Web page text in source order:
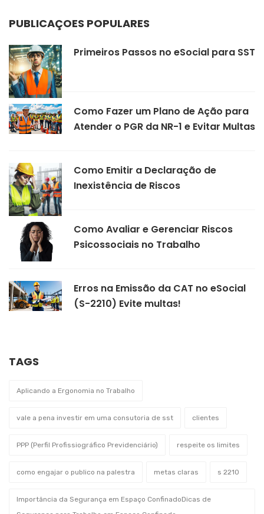
PUBLICAÇÕES POPULARES
Primeiros Passos no eSocial para SST
Como Fazer um Plano de Ação para
Atender o PGR da NR-1 e Evitar Multas
Como Emitir a Declaração de
Inexistência de Riscos
Como Avaliar e Gerenciar Riscos
Psicossociais no Trabalho
Erros na Emissão da CAT no eSocial
(S-2210) Evite multas!
TAGS
Aplicando a Ergonomia no Trabalho
vale a pena investir em uma consutoria de sst clientes
PPP (Perfil Profissiográfico Previdenciário) respeite os limites
como engajar o publico na palestra metas claras s 2210
Importância da Segurança em Espaço ConfinadoDicas de